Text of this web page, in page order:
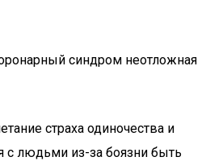
синдром неотложная
страха одиночества и
с людьми из-за боязни быть